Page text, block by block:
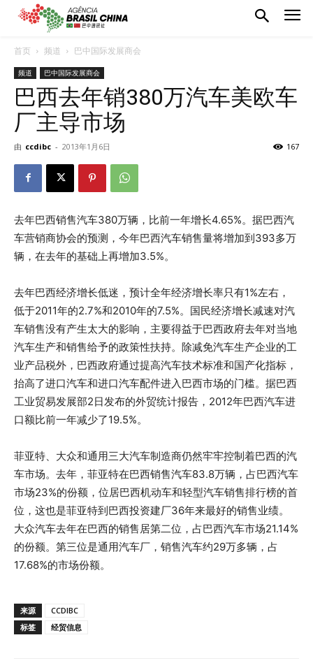
首页 频道 巴中国际发展商会
频道 巴中国际发展商会
巴西去年销380万汽车美欧车
厂主导市场
由 ccdibc - 2013年1月6日 167
去年巴西销售汽车380万辆，比前一年增长4.65%。据巴西汽
车营销商协会的预测，今年巴西汽车销售量将增加到393多万
辆，在去年的基础上再增加3.5%。
去年巴西经济增长低迷，预计全年经济增长率只有1%左右，
低于2011年的2.7%和2010年的7.5%。国民经济增长减速对汽
车销售没有产生太大的影响，主要得益于巴西政府去年对当地
汽车生产和销售给予的政策性扶持。除减免汽车生产企业的工
业产品税外，巴西政府通过提高汽车技术标准和国产化指标，
抬高了进口汽车和进口汽车配件进入巴西市场的门槛。据巴西
工业贸易发展部2日发布的外贸统计报告，2012年巴西汽车进
口额比前一年减少了19.5%。
菲亚特、大众和通用三大汽车制造商仍然牢牢控制着巴西的汽
车市场。去年，菲亚特在巴西销售汽车83.8万辆，占巴西汽车
市场23%的份额，位居巴西机动车和轻型汽车销售排行榜的首
位，这也是菲亚特到巴西投资建厂36年来最好的销售业绩。
大众汽车去年在巴西的销售居第二位，占巴西汽车市场21.14%
的份额。第三位是通用汽车厂，销售汽车约29万多辆，占
17.68%的市场份额。
来源
CCDIBC
标签
经贸信息